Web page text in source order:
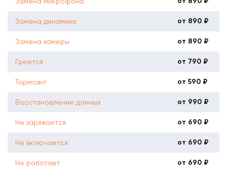
Замена динамика от 890 ₽
Замена камеры от 890 ₽
Греется от 790 ₽
Тормозит от 590 ₽
Восстановление данных от 990 ₽
Не заряжается от 690 ₽
Не включается от 690 ₽
Не работает от 690 ₽